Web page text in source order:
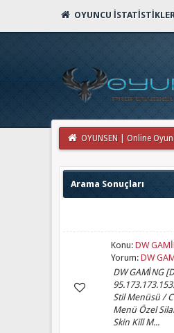
OYUNCU
OYUNSEN | Online
Arama Sonuçları
Konu: DW
Yorum: DW
DW GAMİNG
Stil Menüsü /
Menü Özel
Skin Kill M...